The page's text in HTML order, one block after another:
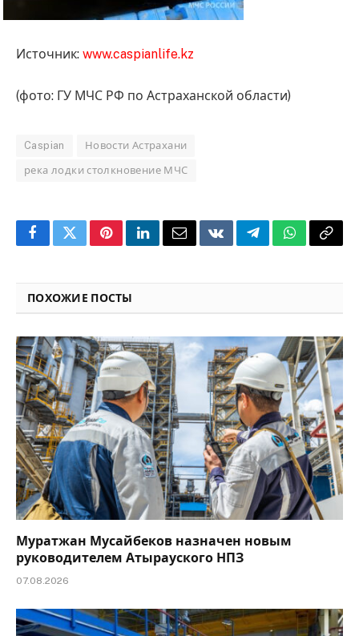
Источник: www.caspianlife.kz
(фото: ГУ МЧС РФ по Астраханской области)
Caspian Новости Астрахани
река лодки столкновение МЧС
FacebookTwitterPinterestLinkedInEmailVKontakteTelegramWhatsApp
Copy
ПОХОЖИЕ ПОСТЫ
Муратжан Мусайбеков назначен новым
руководителем Атырауского НПЗ
07.08.2026